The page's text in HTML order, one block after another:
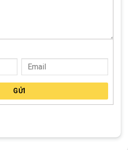
GỬI